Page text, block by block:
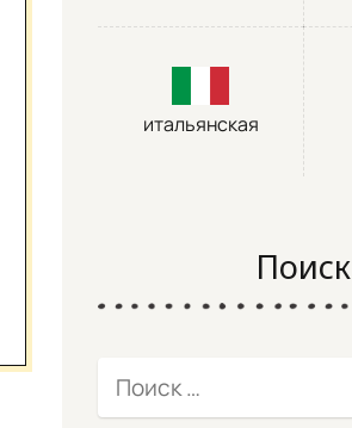
итальянская
Поиск